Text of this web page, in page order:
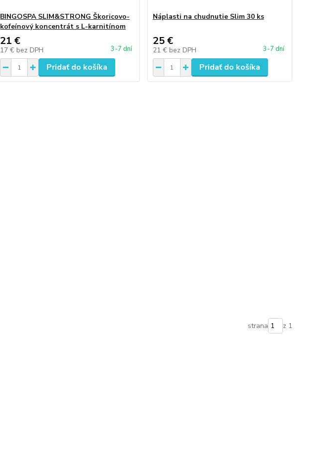
BINGOSPA SLIM&STRONG Škoricovo-
kofeínový koncentrát s L-karnitínom
21 €
17 € bez DPH 3-7 dní
Pridať do košíka
Náplasti na chudnutie Slim 30 ks
25 €
21 € bez DPH 3-7 dní
Pridať do košíka
strana z 1